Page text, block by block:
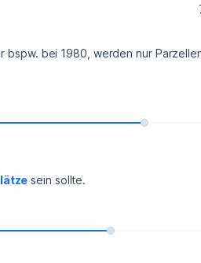
bei 1980, werden nur
sein sollte.